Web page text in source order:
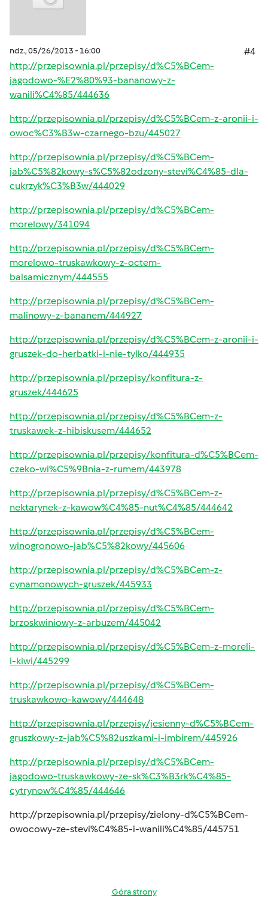
ndz., 05/26/2013 - 16:00
#4
http://przepisownia.pl/przepisy/d%C5%BCem-
jagodowo-%E2%80%93-bananowy-z-
wanili%C4%85/444636
http://przepisownia.pl/przepisy/d%C5%BCem-z-aronii-i-
owoc%C3%B3w-czarnego-bzu/445027
http://przepisownia.pl/przepisy/d%C5%BCem-
jab%C5%82kowy-s%C5%82odzony-stevi%C4%85-dla-
cukrzyk%C3%B3w/444029
http://przepisownia.pl/przepisy/d%C5%BCem-
morelowy/341094
http://przepisownia.pl/przepisy/d%C5%BCem-
morelowo-truskawkowy-z-octem-
balsamicznym/444555
http://przepisownia.pl/przepisy/d%C5%BCem-
malinowy-z-bananem/444927
http://przepisownia.pl/przepisy/d%C5%BCem-z-aronii-i-
gruszek-do-herbatki-i-nie-tylko/444935
http://przepisownia.pl/przepisy/konfitura-z-
gruszek/444625
http://przepisownia.pl/przepisy/d%C5%BCem-z-
truskawek-z-hibiskusem/444652
http://przepisownia.pl/przepisy/konfitura-d%C5%BCem-
czeko-wi%C5%9Bnia-z-rumem/443978
http://przepisownia.pl/przepisy/d%C5%BCem-z-
nektarynek-z-kawow%C4%85-nut%C4%85/444642
http://przepisownia.pl/przepisy/d%C5%BCem-
winogronowo-jab%C5%82kowy/445606
http://przepisownia.pl/przepisy/d%C5%BCem-z-
cynamonowych-gruszek/445933
http://przepisownia.pl/przepisy/d%C5%BCem-
brzoskwiniowy-z-arbuzem/445042
http://przepisownia.pl/przepisy/d%C5%BCem-z-moreli-
i-kiwi/445299
http://przepisownia.pl/przepisy/d%C5%BCem-
truskawkowo-kawowy/444648
http://przepisownia.pl/przepisy/jesienny-d%C5%BCem-
gruszkowy-z-jab%C5%82uszkami-i-imbirem/445926
http://przepisownia.pl/przepisy/d%C5%BCem-
jagodowo-truskawkowy-ze-sk%C3%B3rk%C4%85-
cytrynow%C4%85/444646
http://przepisownia.pl/przepisy/zielony-d%C5%BCem-
owocowy-ze-stevi%C4%85-i-wanili%C4%85/445751
Góra strony